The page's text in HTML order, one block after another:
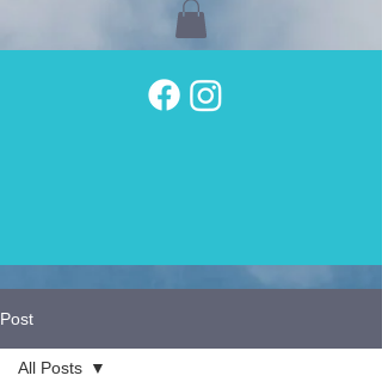
Post
All Posts